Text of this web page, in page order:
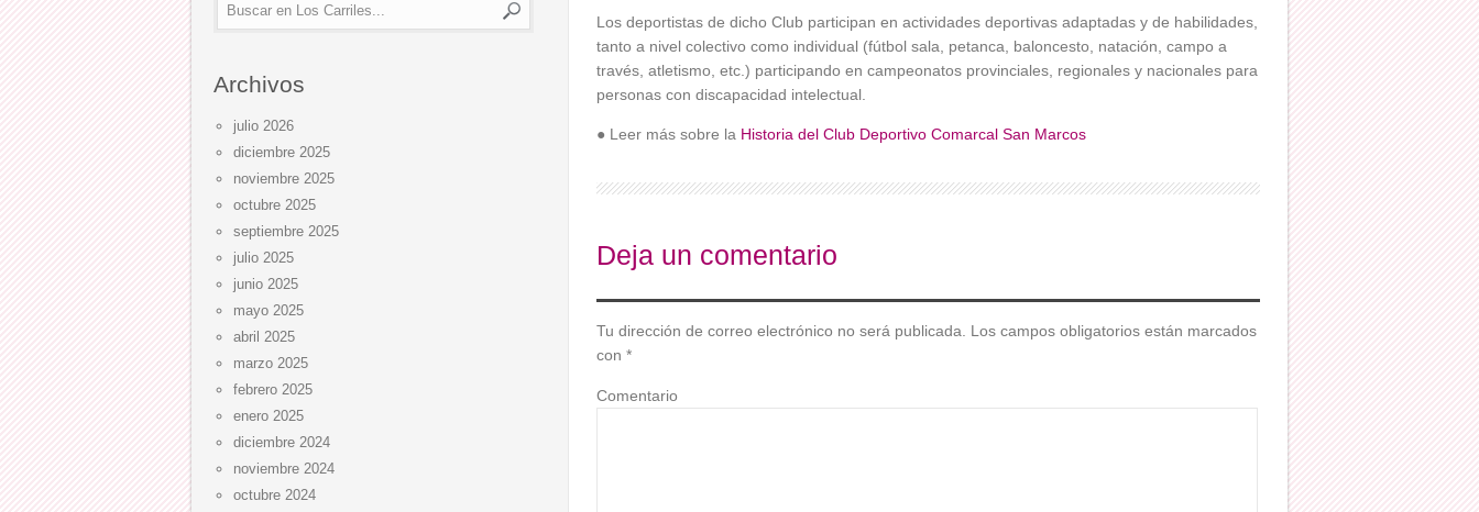
Los deportistas de dicho Club participan en actividades deportivas adaptadas y de habilidades,
tanto a nivel colectivo como individual (fútbol sala, petanca, baloncesto, natación, campo a
través, atletismo, etc.) participando en campeonatos provinciales, regionales y nacionales para
personas con discapacidad intelectual.
● Leer más sobre la Historia del Club Deportivo Comarcal San Marcos
Deja un comentario
Tu dirección de correo electrónico no será publicada.
Los campos obligatorios están marcados
con *
Comentario
Archivos
julio 2026
diciembre 2025
noviembre 2025
octubre 2025
septiembre 2025
julio 2025
junio 2025
mayo 2025
abril 2025
marzo 2025
febrero 2025
enero 2025
diciembre 2024
noviembre 2024
octubre 2024